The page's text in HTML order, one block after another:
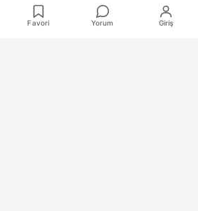
Favori Yorum Giriş